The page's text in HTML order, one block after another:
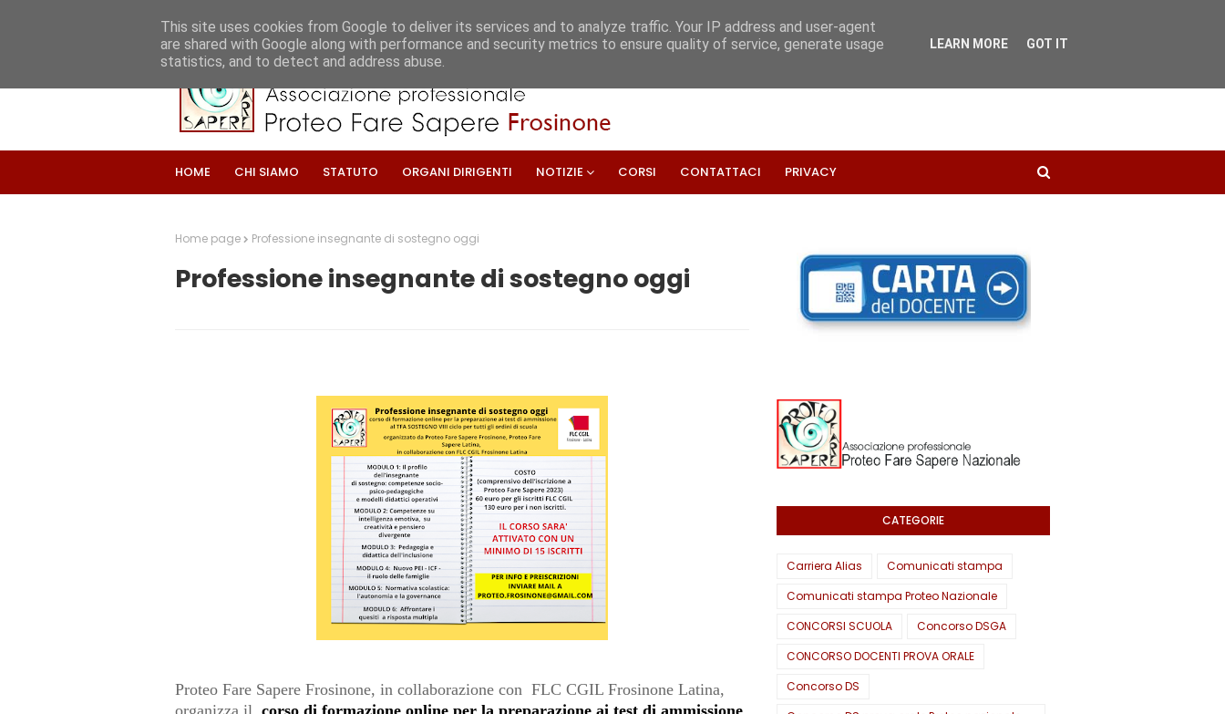
HOME CHI SIAMO STATUTO ORGANI DIRIGENTI NOTIZIE CORSI CONTATTACI PRIVACY
Home page Professione insegnante di sostegno oggi
Professione insegnante di sostegno oggi
Proteo Fare Sapere Frosinone, in collaborazione con FLC CGIL Frosinone Latina,
organizza il corso di formazione online per la preparazione ai test di ammissione
CATEGORIE
Carriera Alias
Comunicati stampa
Comunicati stampa Proteo Nazionale
CONCORSI SCUOLA
Concorso DSGA
CONCORSO DOCENTI PROVA ORALE
Concorso DS
This site uses cookies from Google to deliver its services and to analyze traffic. Your IP address and user-agent
are shared with Google along with performance and security metrics to ensure quality of service, generate usage
statistics, and to detect and address abuse.
LEARN MORE GOT IT